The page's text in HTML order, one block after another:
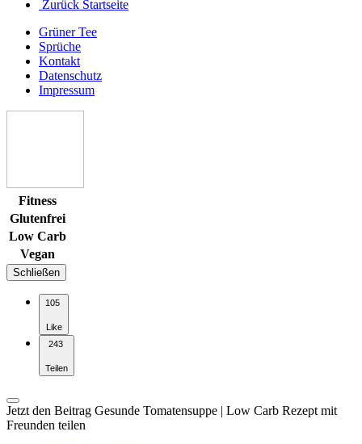
Zurück Startseite
Grüner Tee
Sprüche
Kontakt
Datenschutz
Impressum
Fitness
Glutenfrei
Low Carb
Vegan
Schließen
105
Like
243
Teilen
Jetzt den Beitrag Gesunde Tomatensuppe | Low Carb Rezept mit
Freunden teilen